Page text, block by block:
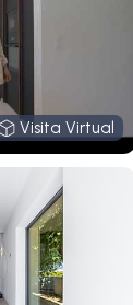
Visita
Visita Virtual